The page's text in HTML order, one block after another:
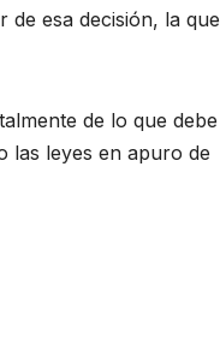
de esa decisión, la que
de lo que debe
las leyes en apuro de